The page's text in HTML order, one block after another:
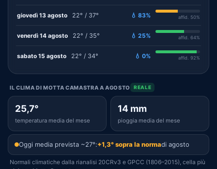
giovedì 13 agosto 22° / 37° 💧 83% affid. 50%
venerdì 14 agosto 22° / 35° 💧 25% affid. 64%
sabato 15 agosto 22° / 34° 💧 0% affid. 92%
IL CLIMA DI MOTTA CAMASTRA A AGOSTO REALE
25,7°
temperatura media del mese
14 mm
pioggia media del mese
Oggi media prevista ~27°:+1,3° sopra la normadi agosto
Normali climatiche dalla rianalisi 20CRv3 e GPCC (1806–2015), cella più